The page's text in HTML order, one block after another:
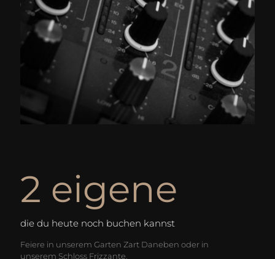
2 eigene
die du heute noch buchen kannst
Feiere in unserem Garten Zart Daneben oder in
unserem Schloss Frizzante.